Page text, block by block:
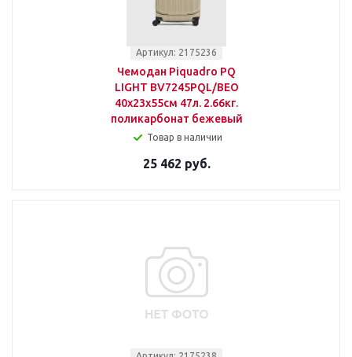
Артикул: 2175236
Чемодан Piquadro PQ
LIGHT BV7245PQL/BEO
40x23x55см 47л. 2.66кг.
поликарбонат бежевый
Товар в наличии
25 462 руб.